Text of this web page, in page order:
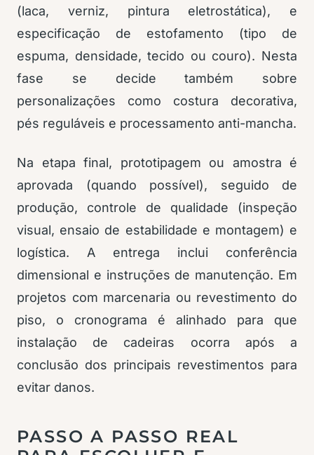
(laca, verniz, pintura eletrostática), e
especificação de estofamento (tipo de
espuma, densidade, tecido ou couro). Nesta
fase se decide também sobre
personalizações como costura decorativa,
pés reguláveis e processamento anti-mancha.
Na etapa final, prototipagem ou amostra é
aprovada (quando possível), seguido de
produção, controle de qualidade (inspeção
visual, ensaio de estabilidade e montagem) e
logística. A entrega inclui conferência
dimensional e instruções de manutenção. Em
projetos com marcenaria ou revestimento do
piso, o cronograma é alinhado para que
instalação de cadeiras ocorra após a
conclusão dos principais revestimentos para
evitar danos.
PASSO A PASSO REAL